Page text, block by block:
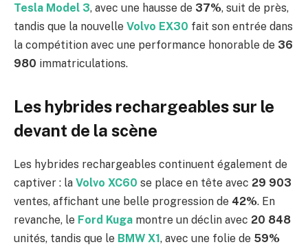
Tesla Model 3, avec une hausse de 37%, suit de près,
tandis que la nouvelle Volvo EX30 fait son entrée dans
la compétition avec une performance honorable de 36
980 immatriculations.
Les hybrides rechargeables sur le
devant de la scène
Les hybrides rechargeables continuent également de
captiver : la Volvo XC60 se place en tête avec 29 903
ventes, affichant une belle progression de 42%. En
revanche, le Ford Kuga montre un déclin avec 20 848
unités, tandis que le BMW X1, avec une folie de 59%